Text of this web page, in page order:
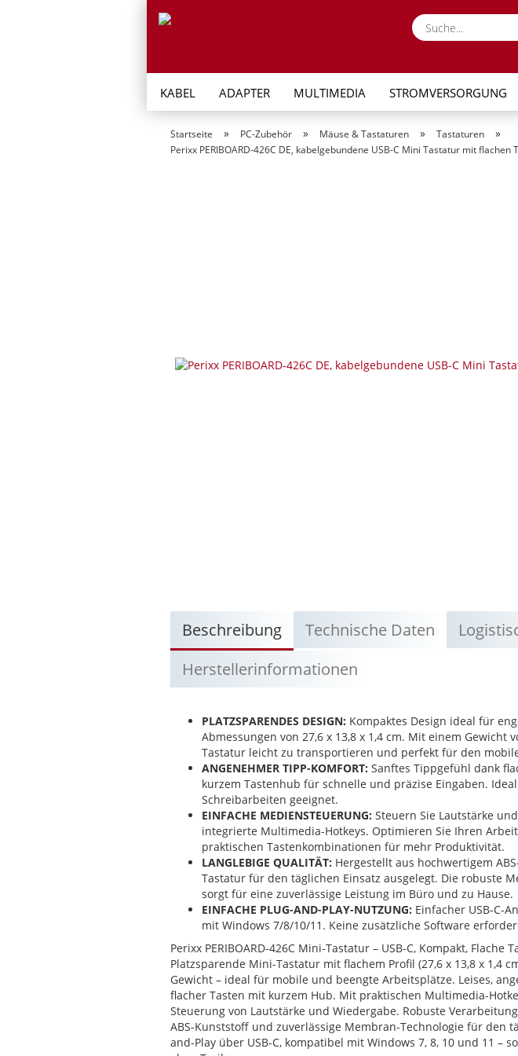
KABEL ADAPTER MULTIMEDIA STROMVERSORGUNG
Startseite » PC-Zubehör » Mäuse & Tastaturen » Tastaturen »
Perixx PERIBOARD-426C DE, kabelgebundene USB-C Mini Tastatur mit flachen
Beschreibung Technische Daten
Herstellerinformationen
PLATZSPARENDES DESIGN: Kompaktes Design ideal für
Abmessungen von 27,6 x 13,8 x 1,4 cm. Mit einem Gewicht
Tastatur leicht zu transportieren und perfekt für den
ANGENEHMER TIPP-KOMFORT: Sanftes Tippgefühl dank
kurzem Tastenhub für schnelle und präzise Eingaben.
Schreibarbeiten geeignet.
EINFACHE MEDIENSTEUERUNG: Steuern Sie Lautstärke
integrierte Multimedia-Hotkeys. Optimieren Sie Ihren
praktischen Tastenkombinationen für mehr Produktivität.
LANGLEBIGE QUALITÄT: Hergestellt aus hochwertigem
Tastatur für den täglichen Einsatz ausgelegt. Die robuste
sorgt für eine zuverlässige Leistung im Büro und zu Hause.
EINFACHE PLUG-AND-PLAY-NUTZUNG: Einfacher USB-C-
mit Windows 7/8/10/11. Keine zusätzliche Software
Perixx PERIBOARD-426C Mini-Tastatur – USB-C, Kompakt, Flache
Platzsparende Mini-Tastatur mit flachem Profil (27,6 x 13,8 x 1,4
Gewicht – ideal für mobile und beengte Arbeitsplätze. Leises,
flacher Tasten mit kurzem Hub. Mit praktischen Multimedia-
Steuerung von Lautstärke und Wiedergabe. Robuste
ABS-Kunststoff und zuverlässige Membran-Technologie für den
and-Play über USB-C, kompatibel mit Windows 7, 8, 10 und 11 –